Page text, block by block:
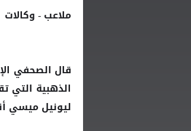
ملاعب - وكالات
قال الصحفي
الذهبية التي
ليونيل ميسي